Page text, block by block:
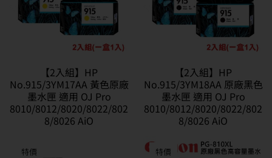
【2入組】HP
No.915/3YM17AA 黃色原廠
墨水匣 適用 OJ Pro
8010/8012/8020/8022/802
8/8026 AiO
【2入組】HP
No.915/3YM18AA 原廠黑色
墨水匣 適用 OJ Pro
8010/8012/8020/8022/802
8/8026 AiO
特價 特價